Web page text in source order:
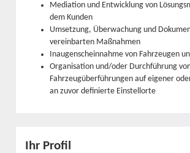
Mediation und Entwicklung von
dem Kunden
Umsetzung, Überwachung und
vereinbarten Maßnahmen
Inaugenscheinnahme von Fahrzeugen
Organisation und/oder Durchführung
Fahrzeugüberführungen auf eigener
an zuvor definierte Einstellorte
Ihr Profil